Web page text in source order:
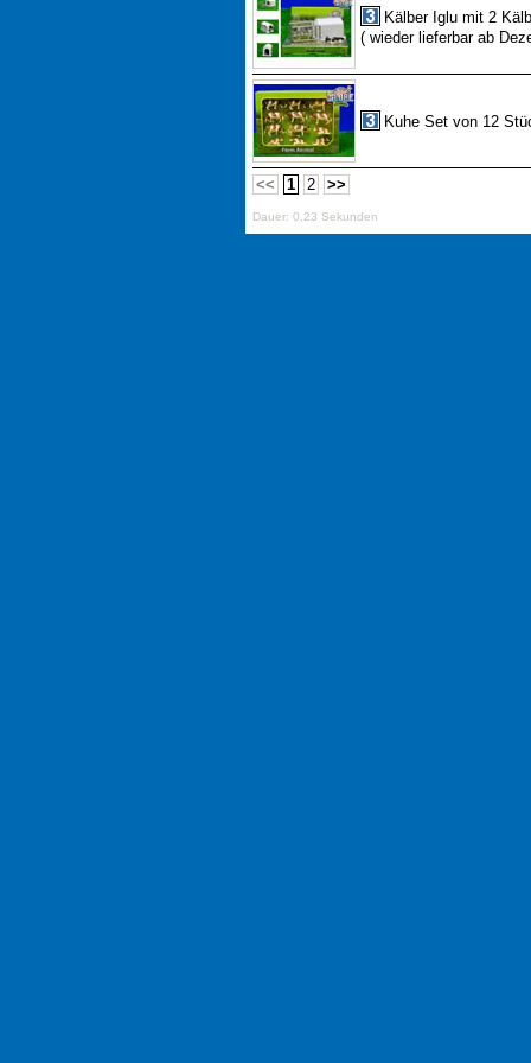
Kälber Iglu mit 2
( wieder lieferbar ab
Kuhe Set von 12
<< 1 2 >>
Dauer: 0,23 Sekunden